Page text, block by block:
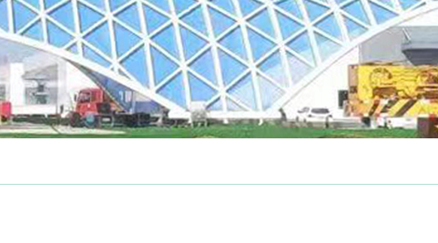
膜结构煤棚
充气膜结构
污水加盖膜
遮阳膜结构
膜结构施工
膜结构维修
膜结构价格
ETFE材质
定制阳伞
智能开启
雷达罩棚
PTFE膜材
PVDF膜材
二氧化钛膜材
环保密闭膜材